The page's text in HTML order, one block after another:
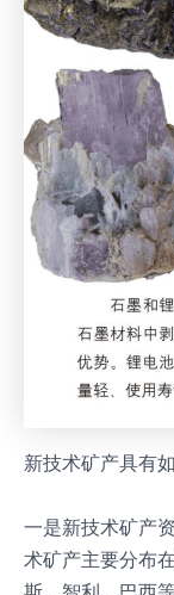
新技术矿产具有
一是新技术矿产
术矿产主要分布